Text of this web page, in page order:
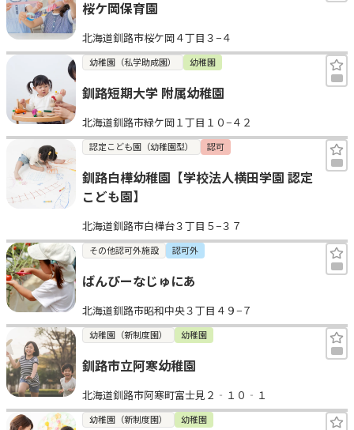
メッセージ
おすすめの園
エンクルの特徴と活用方法
コラム
お知らせ
桜ケ岡保育園
北海道釧路市桜ケ岡４丁目３−４
幼稚園（私学助成園） 幼稚園
釧路短期大学 附属幼稚園
北海道釧路市緑ケ岡１丁目１０−４２
認定こども園（幼稚園型） 認可
釧路白樺幼稚園【学校法人横田学園 認定
こども園】
北海道釧路市白樺台３丁目５−３７
その他認可外施設 認可外
ばんぴーなじゅにあ
北海道釧路市昭和中央３丁目４９−７
幼稚園（新制度園） 幼稚園
釧路市立阿寒幼稚園
北海道釧路市阿寒町富士見２‐１０‐１
幼稚園（新制度園） 幼稚園